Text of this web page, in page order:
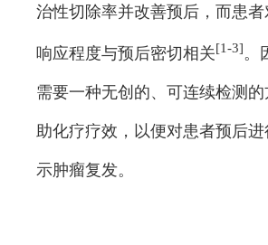
治性切除率并改善预后，而患
响应程度与预后密切相关[1-3]。
需要一种无创的、可连续检测
助化疗疗效，以便对患者预后
示肿瘤复发。